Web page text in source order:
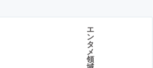
エ
ン
タ
メ
領